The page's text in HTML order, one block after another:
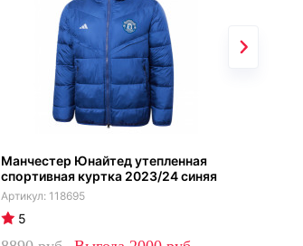
Манчестер Юнайтед утепленная
спортивная куртка 2023/24 синяя
118695
5